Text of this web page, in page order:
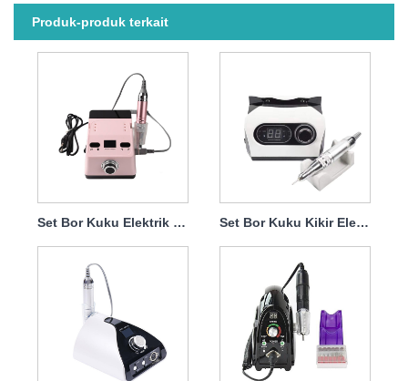
Produk-produk terkait
Set Bor Kuku Elektrik untuk Menghilangkan Cat Gel 65W 35000Rpm Set Bor Kuku Kikir Elektrik Profesional 65W 35000Rpm